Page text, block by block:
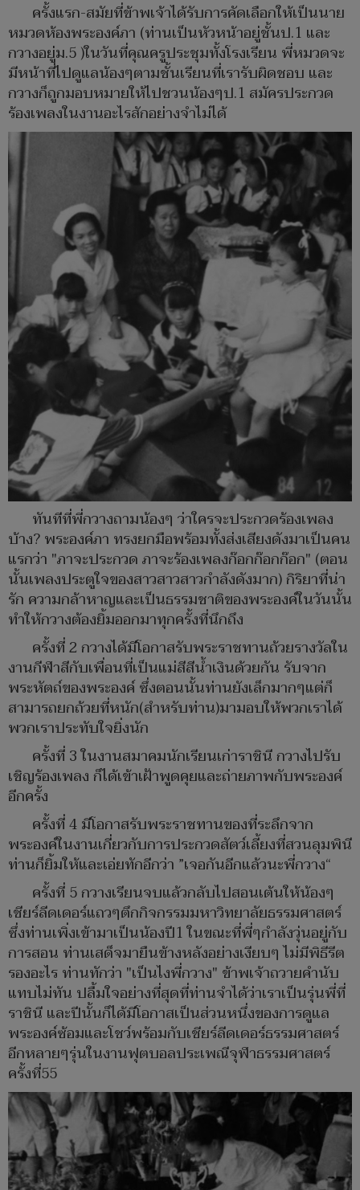
ครั้งแรก-สมัยที่ข้าพเจ้าได้รับการคัดเลือกให้เป็นนาย
หมวดห้องพระองค์ภา (ท่านเป็นหัวหน้าอยู่ชั้นป.1 และ
กวางอยู่ม.5 )ในวันที่คุณครูประชุมทั้งโรงเรียน พี่หมวดจะ
มีหน้าที่ไปดูแลน้องๆตามชั้นเรียนที่เรารับผิดชอบ และ
กวางก็ถูกมอบหมายให้ไปชวนน้องๆป.1 สมัครประกวด
ร้องเพลงในงานอะไรสักอย่างจำไม่ได้
ทันทีที่พี่กวางถามน้องๆ ว่าใครจะประกวดร้องเพลง
บ้าง? พระองค์ภา ทรงยกมือพร้อมทั้งส่งเสียงดังมาเป็นคน
แรกว่า "ภาจะประกวด ภาจะร้องเพลงก๊อกก๊อกก๊อก" (ตอน
นั้นเพลงประตูใจของสาวสาวสาวกำลังดังมาก) กิริยาที่น่า
รัก ความกล้าหาญและเป็นธรรมชาติของพระองค์ในวันนั้น
ทำให้กวางต้องยิ้มออกมาทุกครั้งที่นึกถึง
ครั้งที่ 2 กวางได้มีโอกาสรับพระราชทานถ้วยรางวัลใน
งานกีฬาสีกับเพื่อนที่เป็นแม่สีสีน้ำเงินด้วยกัน รับจาก
พระหัตถ์ของพระองค์ ซึ่งตอนนั้นท่านยังเล็กมากๆแต่ก็
สามารถยกถ้วยที่หนัก(สำหรับท่าน)มามอบให้พวกเราได้
พวกเราประทับใจยิ่งนัก
ครั้งที่ 3 ในงานสมาคมนักเรียนเก่าราชินี กวางไปรับ
เชิญร้องเพลง ก็ได้เข้าเฝ้าพูดคุยและถ่ายภาพกับพระองค์
อีกครั้ง
ครั้งที่ 4 มีโอกาสรับพระราชทานของที่ระลึกจาก
พระองค์ในงานเกี่ยวกับการประกวดสัตว์เลี้ยงที่สวนลุมพินี
ท่านก็ยิ้มให้และเอ่ยทักอีกว่า ”เจอกันอีกแล้วนะพี่กวาง“
ครั้งที่ 5 กวางเรียนจบแล้วกลับไปสอนเต้นให้น้องๆ
เชียร์ลีดเดอร์แถวๆตึกกิจกรรมมหาวิทยาลัยธรรมศาสตร์
ซึ่งท่านเพิ่งเข้ามาเป็นน้องปี1 ในขณะที่พี่ๆกำลังวุ่นอยู่กับ
การสอน ท่านเสด็จมายืนข้างหลังอย่างเงียบๆ ไม่มีพิธีรีต
รองอะไร ท่านทักว่า "เป็นไงพี่กวาง" ข้าพเจ้าถวายคำนับ
แทบไม่ทัน ปลื้มใจอย่างที่สุดที่ท่านจำได้ว่าเราเป็นรุ่นพี่ที่
ราชินี และปีนั้นก็ได้มีโอกาสเป็นส่วนหนึ่งของการดูแล
พระองค์ซ้อมและโชว์พร้อมกับเชียร์ลีดเดอร์ธรรมศาสตร์
อีกหลายๆรุ่นในงานฟุตบอลประเพณีจุฬาธรรมศาสตร์
ครั้งที่55